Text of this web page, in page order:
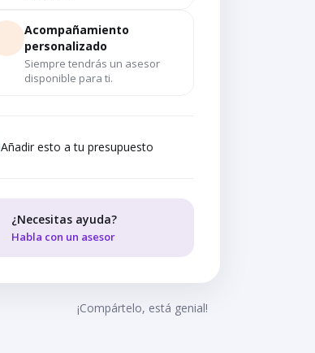
Acompañamiento
personalizado
Siempre tendrás un asesor
disponible para ti.
Añadir esto a tu presupuesto
¿Necesitas ayuda?
Habla con un asesor
¡Compártelo, está genial!